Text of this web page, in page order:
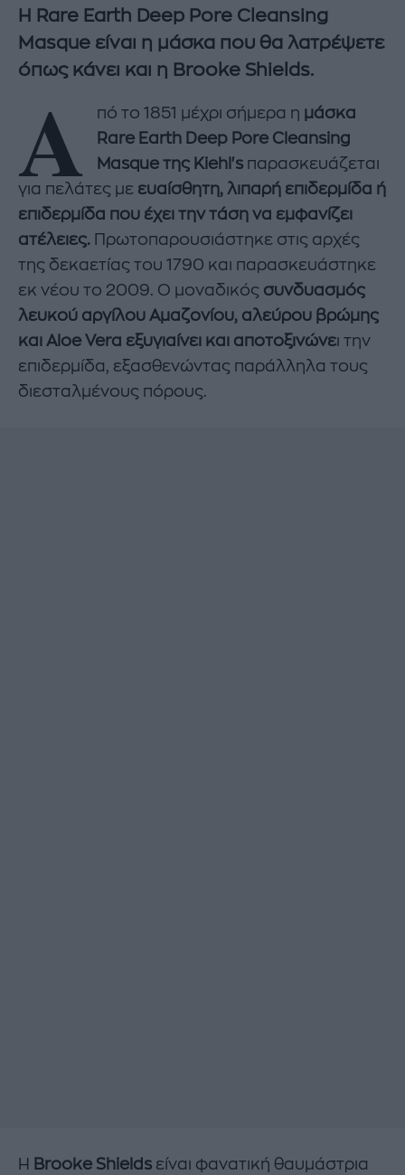
H Rare Earth Deep Pore Cleansing
Masque είναι η μάσκα που θα λατρέψετε
όπως κάνει και η Brooke Shields.
Α πό το 1851 μέχρι σήμερα η μάσκα
Rare Earth Deep Pore Cleansing
Masque της Kiehl's παρασκευάζεται
για πελάτες με ευαίσθητη, λιπαρή επιδερμίδα ή
επιδερμίδα που έχει την τάση να εμφανίζει
ατέλειες. Πρωτοπαρουσιάστηκε στις αρχές
της δεκαετίας του 1790 και παρασκευάστηκε
εκ νέου το 2009. Ο μοναδικός συνδυασμός
λευκού αργίλου Αμαζονίου, αλεύρου βρώμης
και Aloe Vera εξυγιαίνει και αποτοξινώνει την
επιδερμίδα, εξασθενώντας παράλληλα τους
διεσταλμένους πόρους.
Η Brooke Shields είναι φανατική θαυμάστρια